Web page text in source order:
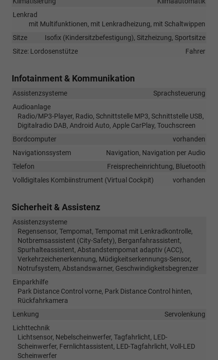
Lenkrad
mit Multifunktionen, mit Lenkradheizung, mit Schaltwippen
Sitze
Isofix (Kindersitzbefestigung), Sitzheizung, Sportsitze
Sitze: Lordosenstütze
Fahrer
Infotainment & Kommunikation
Assistenzsysteme
Sprachsteuerung
Audioanlage
Radio/MP3-Player, Radio, Schnittstelle MP3, Schnittstelle USB,
Digitalradio DAB, Android Auto, Apple CarPlay, Touchscreen
Bordcomputer
vorhanden
Navigationssystem
Navigation, Navigation per Audio
Telefon
Freisprecheinrichtung, Bluetooth
Volldigitales Kombiinstrument (Virtual Cockpit)
vorhanden
Sicherheit & Assistenz
Assistenzsysteme
Regensensor, Tempomat, Tempomat mit Lenkradkontrolle,
Notbremsassistent (City-Safety), Berganfahrassistent,
Spurhalteassistent, Abstandstempomat adaptiv (ACC),
Verkehrzeichenerkennung, Müdigkeitserkennungs-Sensor,
Notrufsystem, Abstandswarner, Geschwindigkeitsbegrenzer
Einparkhilfe
Park Distance Control vorne, Park Distance Control hinten,
Rückfahrkamera
Lenkung
Servolenkung
Lichttechnik
Lichtsensor, Nebelscheinwerfer, Tagfahrlicht, LED-
Scheinwerfer, Fernlichtassistent, LED-Tagfahrlicht, Voll-LED
Scheinwerfer